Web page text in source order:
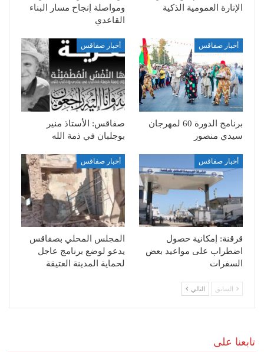
الإنارة العمومية الذكية
ومواصلة إنجاح مسار البناء
القاعدي
أخبار صفاقس
برنامج الدورة 60 لمهرجان
سيدي منصور
أخبار صفاقس
صفاقس: الأستاذ منير
بوجلبان في ذمة الله
أخبار صفاقس
قرقنة: إمكانية حصول
اضطراب على مواعيد بعض
السفرات
أخبار صفاقس
المجلس المحلي بصفاقس
يدعو لوضع برنامج عاجل
لحماية المدينة العتيقة
السابق التالي
تابعنا على